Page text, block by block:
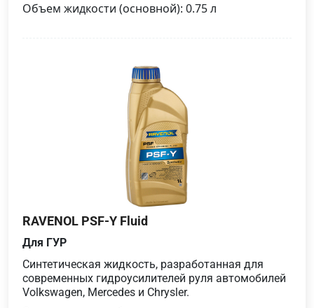
Объем жидкости (основной): 0.75 л
RAVENOL PSF-Y Fluid
Для ГУР
Синтетическая жидкость, разработанная для
современных гидроусилителей руля автомобилей
Volkswagen, Mercedes и Chrysler.